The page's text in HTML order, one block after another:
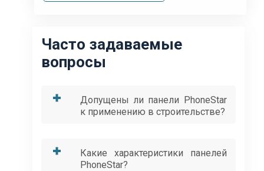
Часто задаваемые
вопросы
Допущены ли панели PhoneStar
к применению в строительстве?
Какие характеристики панелей
PhoneStar?